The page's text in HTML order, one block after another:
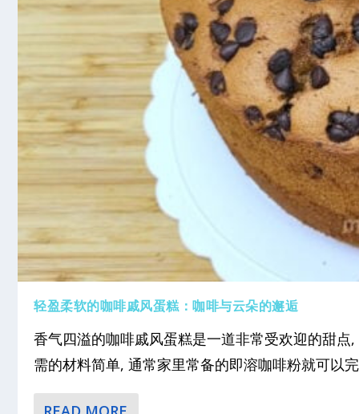
轻盈柔软的咖啡戚风蛋糕：咖啡与云朵的邂逅
香气四溢的咖啡戚风蛋糕是一道非常受欢迎的甜
需的材料简单, 通常家里常备的即溶咖啡粉就可以